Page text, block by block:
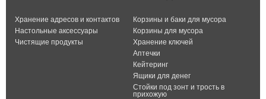
Хранение адресов и контактов
Настольные аксессуары
Чистящие продукты
Корзины и баки для мусора
Корзины для мусора
Хранение ключей
Аптечки
Кейтеринг
Ящики для денег
Стойки под зонт и трость в
прихожую